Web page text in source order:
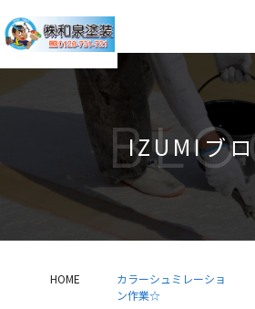
IZUMIブ
HOME
カラーシュミレーショ
ン作業☆